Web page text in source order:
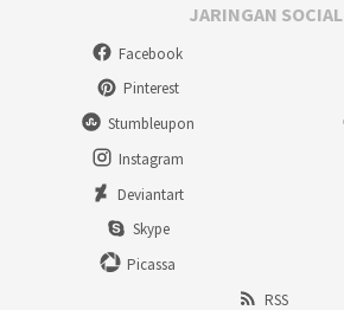
JARINGAN SOCIAL
Facebook
Pinterest
Stumbleupon
Instagram
Deviantart
Skype
Picassa
RSS